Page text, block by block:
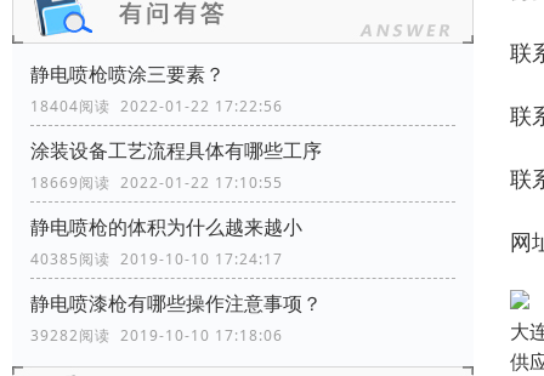
静电喷枪喷涂三要素？
18404阅读 2022-01-22 17:22:56
涂装设备工艺流程具体有哪些工序
18669阅读 2022-01-22 17:10:55
静电喷枪的体积为什么越来越小
40385阅读 2019-10-10 17:24:17
静电喷漆枪有哪些操作注意事项？
39282阅读 2019-10-10 17:18:06
联
联
联
网
大
供